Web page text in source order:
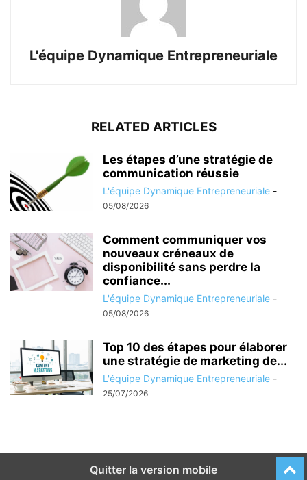
L'équipe Dynamique Entrepreneuriale
RELATED ARTICLES
Les étapes d’une stratégie de
communication réussie
L'équipe Dynamique Entrepreneuriale -
05/08/2026
Comment communiquer vos
nouveaux créneaux de
disponibilité sans perdre la
confiance...
L'équipe Dynamique Entrepreneuriale -
05/08/2026
Top 10 des étapes pour élaborer
une stratégie de marketing de...
L'équipe Dynamique Entrepreneuriale -
25/07/2026
Quitter la version mobile